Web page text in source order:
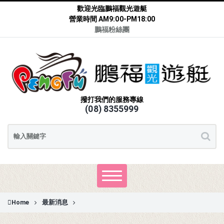
歡迎光臨鵬福觀光遊艇
營業時間 AM9:00-PM18:00
鵬福粉絲團
撥打我們的服務專線
(08) 8355999
Home 最新消息